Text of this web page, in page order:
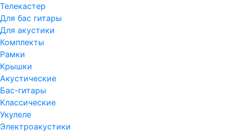
Телекастер
Для бас гитары
Для акустики
Комплекты
Рамки
Крышки
Акустические
Бас-гитары
Классические
Укулеле
Электроакустики